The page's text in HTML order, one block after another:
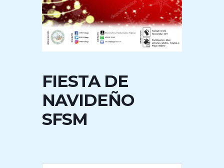
FIESTA DE
NAVIDEÑO
SFSM